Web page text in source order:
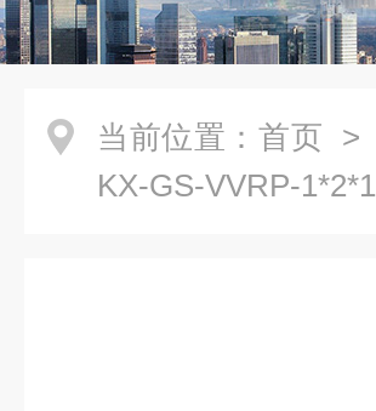
当前位置： 首页 >
KX-GS-VVRP-